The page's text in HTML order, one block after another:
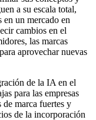
a su escala total,
en un mercado en
cambios en el
las marcas
aprovechar nuevas
de la IA en el
para las empresas
de marca fuertes y
de la incorporación